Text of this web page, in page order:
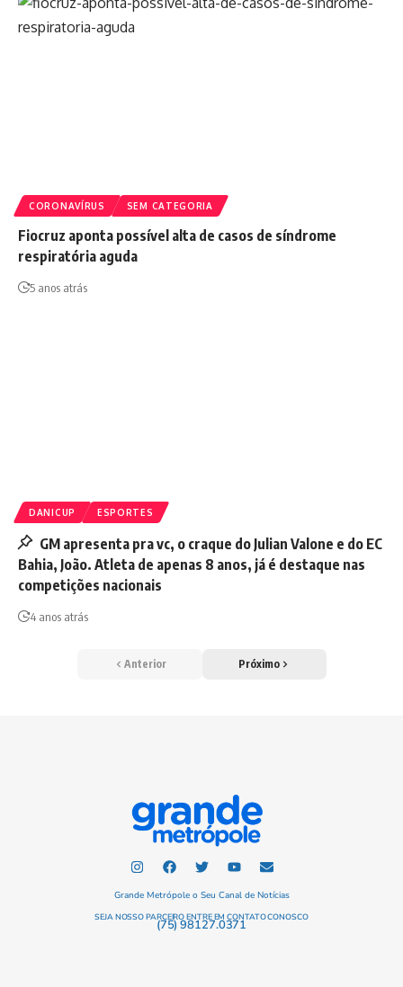
CORONAVÍRUS SEM CATEGORIA
Fiocruz aponta possível alta de casos de síndrome
respiratória aguda
5 anos atrás
DANICUP ESPORTES
GM apresenta pra vc, o craque do Julian Valone e do EC
Bahia, João. Atleta de apenas 8 anos, já é destaque nas
competições nacionais
4 anos atrás
Anterior Próximo
Grande Metrópole o Seu Canal de Notícias
SEJA NOSSO PARCEIRO ENTRE EM CONTATO CONOSCO
(75) 98127.0371